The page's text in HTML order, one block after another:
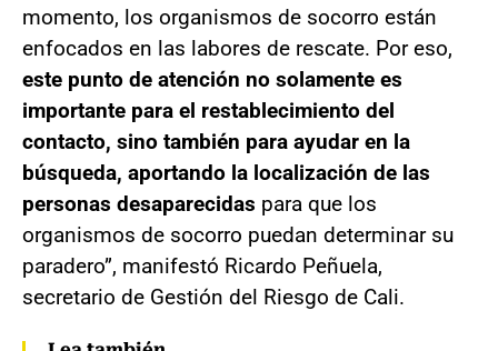
momento, los organismos de socorro están
enfocados en las labores de rescate. Por eso,
este punto de atención no solamente es
importante para el restablecimiento del
contacto, sino también para ayudar en la
búsqueda, aportando la localización de las
personas desaparecidas para que los
organismos de socorro puedan determinar su
paradero”, manifestó Ricardo Peñuela,
secretario de Gestión del Riesgo de Cali.